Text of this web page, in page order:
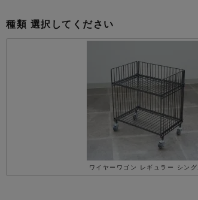
種類 選択してください
ワイヤーワゴン レギュラー シング